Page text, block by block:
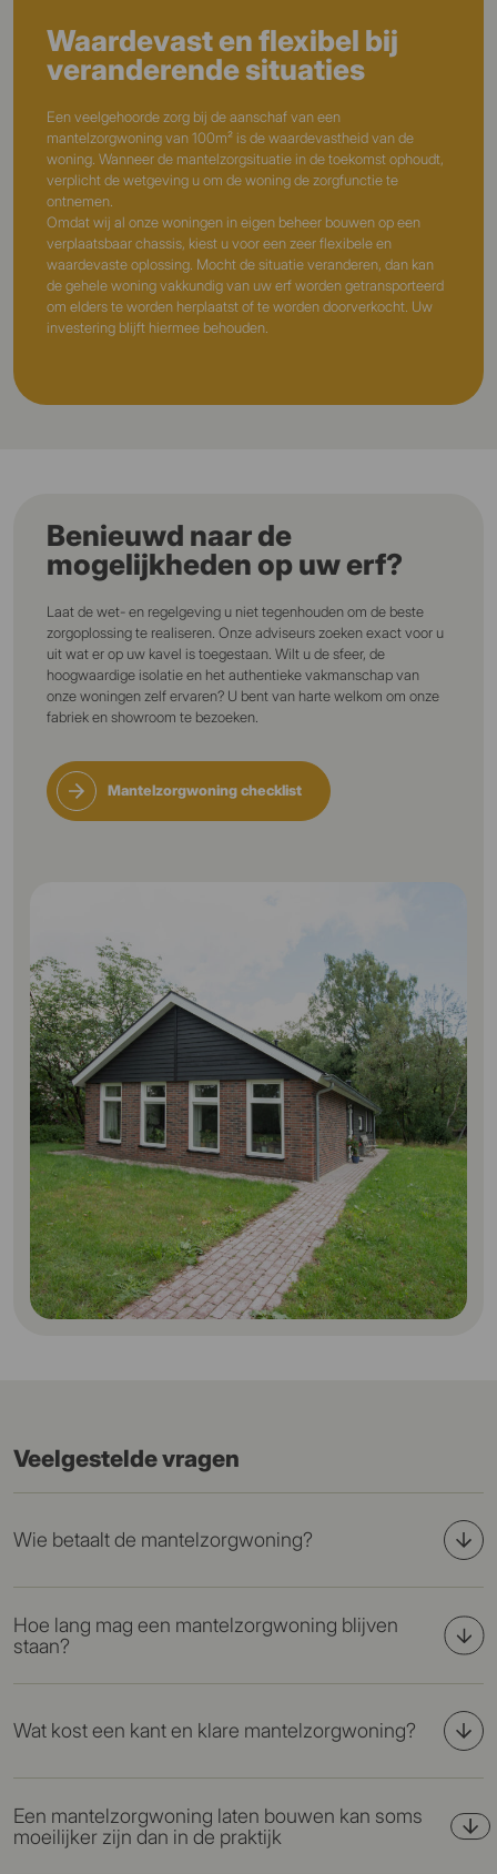
Waardevast en flexibel bij
veranderende situaties
Een veelgehoorde zorg bij de aanschaf van een
mantelzorgwoning van 100m² is de waardevastheid van de
woning. Wanneer de mantelzorgsituatie in de toekomst ophoudt,
verplicht de wetgeving u om de woning de zorgfunctie te
ontnemen.
Omdat wij al onze woningen in eigen beheer bouwen op een
verplaatsbaar chassis, kiest u voor een zeer flexibele en
waardevaste oplossing. Mocht de situatie veranderen, dan kan
de gehele woning vakkundig van uw erf worden getransporteerd
om elders te worden herplaatst of te worden doorverkocht. Uw
investering blijft hiermee behouden.
Benieuwd naar de
mogelijkheden op uw erf?
Laat de wet- en regelgeving u niet tegenhouden om de beste
zorgoplossing te realiseren. Onze adviseurs zoeken exact voor u
uit wat er op uw kavel is toegestaan. Wilt u de sfeer, de
hoogwaardige isolatie en het authentieke vakmanschap van
onze woningen zelf ervaren? U bent van harte welkom om onze
fabriek en showroom te bezoeken.
Mantelzorgwoning checklist
Veelgestelde vragen
Wie betaalt de mantelzorgwoning?
Hoe lang mag een mantelzorgwoning blijven
staan?
Wat kost een kant en klare mantelzorgwoning?
Een mantelzorgwoning laten bouwen kan soms
moeilijker zijn dan in de praktijk